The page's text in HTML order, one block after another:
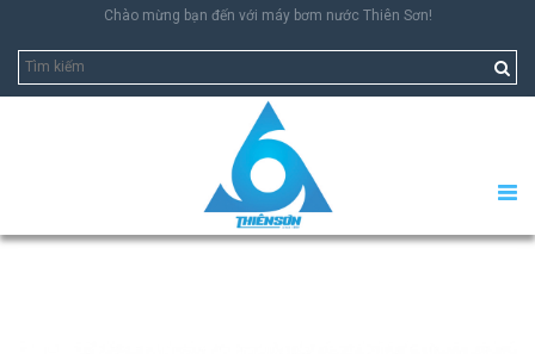
Chào mừng bạn đến với máy bơm nước Thiên Sơn!